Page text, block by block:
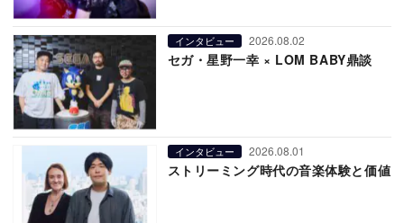
インタビュー 2026.08.02
セガ・星野一幸 × LOM BABY鼎談
インタビュー 2026.08.01
ストリーミング時代の音楽体験と価値